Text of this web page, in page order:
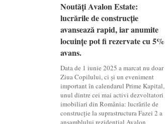
Noutăți Avalon Estate:
lucrările de construcție
avansează rapid, iar anumite
locuințe pot fi rezervate cu 5%
avans.
Data de 1 iunie 2025 a marcat nu doar
Ziua Copilului, ci și un eveniment
important în calendarul Prime Kapital,
unul dintre cei mai activi dezvoltatori
imobiliari din România: lucrările de
construcție la suprastructura Fazei 2 a
ansamblului rezidențial Avalon
Noutăți Avalon Estate:
lucrările de construcție
avansează rapid, iar anumite
locuințe pot fi rezervate cu 5%
avans.